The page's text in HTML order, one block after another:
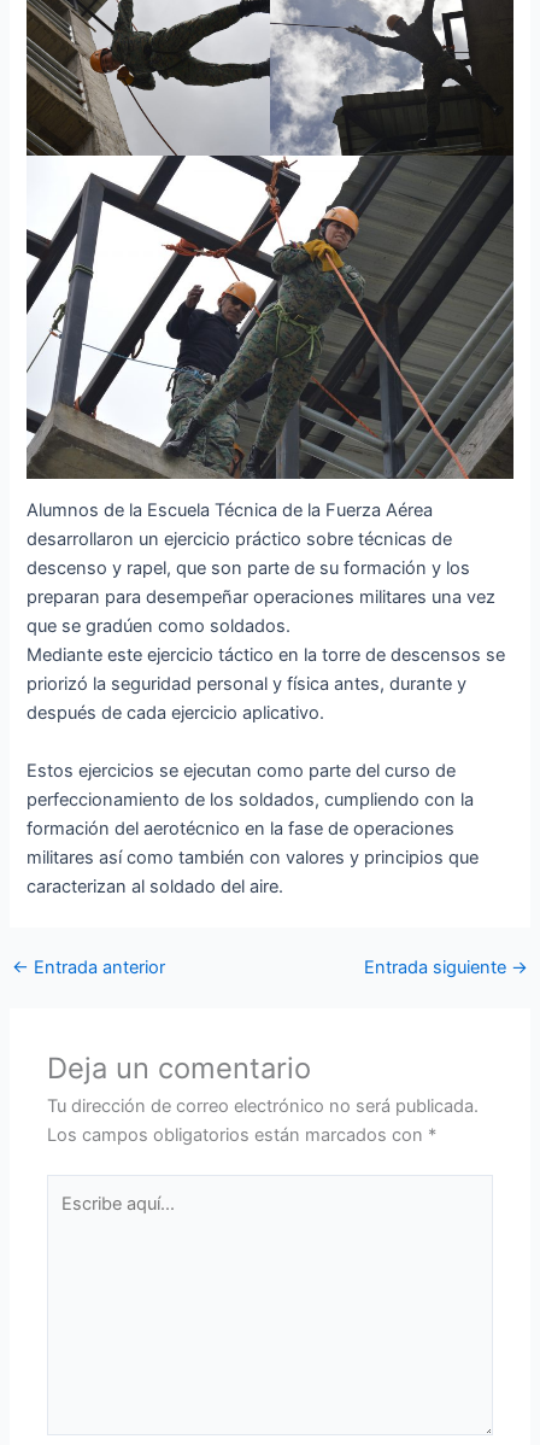
Alumnos de la Escuela Técnica de la Fuerza Aérea
desarrollaron un ejercicio práctico sobre técnicas de
descenso y rapel, que son parte de su formación y los
preparan para desempeñar operaciones militares una vez
que se gradúen como soldados.
Mediante este ejercicio táctico en la torre de descensos se
priorizó la seguridad personal y física antes, durante y
después de cada ejercicio aplicativo.
Estos ejercicios se ejecutan como parte del curso de
perfeccionamiento de los soldados, cumpliendo con la
formación del aerotécnico en la fase de operaciones
militares así como también con valores y principios que
caracterizan al soldado del aire.
← Entrada anterior Entrada siguiente →
Deja un comentario
Tu dirección de correo electrónico no será publicada.
Los campos obligatorios están marcados con *